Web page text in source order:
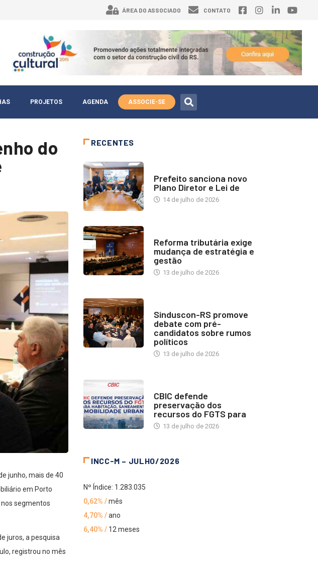
ÁREA DO ASSOCIADO CONTATO
PROJETOS AGENDA ASSOCIE-SE
do
junho, mais de 40
em Porto
segmentos
juros, a pesquisa
registrou no mês
RECENTES
Prefeito sanciona novo
Plano Diretor e Lei de
14 de julho de 2026
Reforma tributária exige
mudança de estratégia e
gestão
13 de julho de 2026
Sinduscon-RS promove
debate com pré-
candidatos sobre rumos
políticos
13 de julho de 2026
CBIC defende
preservação dos
recursos do FGTS para
13 de julho de 2026
INCC-M – JULHO/2026
Nº Índice: 1.283.035
0,62% /mês
4,70% /ano
6,40% / 12 meses